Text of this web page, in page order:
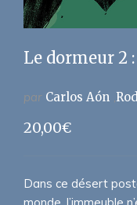
Le dormeur 2
par Carlos Aón
20,00€
Dans ce désert